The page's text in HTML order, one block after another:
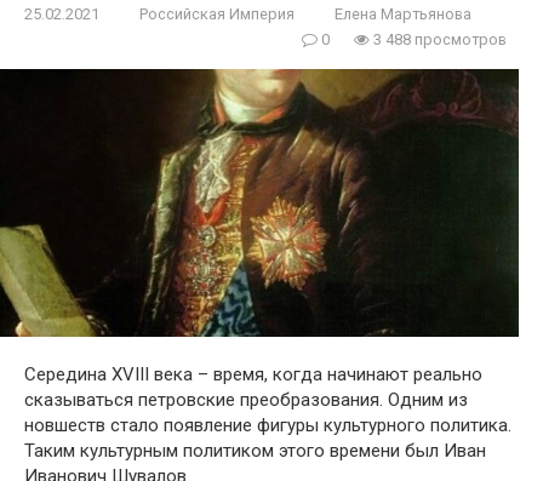
25.02.2021 Российская Империя
Елена Мартьянова
0
3 488 просмотров
Середина XVIII века – время, когда начинают реально
сказываться петровские преобразования. Одним из
новшеств стало появление фигуры культурного политика.
Таким культурным политиком этого времени был Иван
Иванович Шувалов.